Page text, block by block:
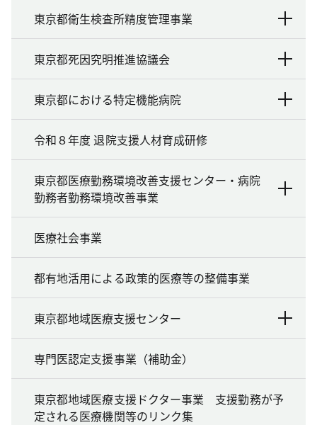
東京都衛生検査所精度管理事業
東京都死因究明推進協議会
東京都における特定機能病院
令和８年度 退院支援人材育成研修
東京都医療勤務環境改善支援センター・病院
勤務者勤務環境改善事業
医療社会事業
都有地活用による政策的医療等の整備事業
東京都地域医療支援センター
専門医認定支援事業（補助金）
東京都地域医療支援ドクター事業 支援勤務が予
定される医療機関等のリンク集